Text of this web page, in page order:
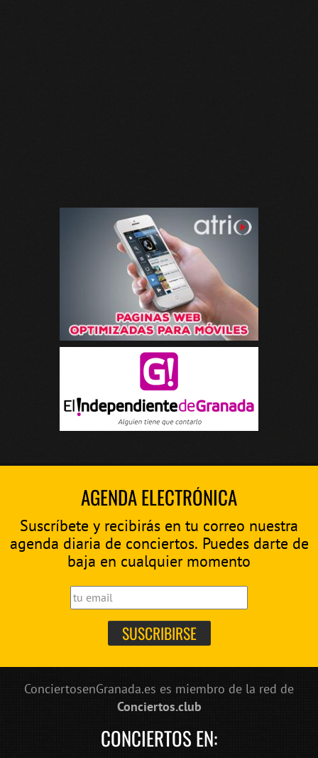
AGENDA ELECTRÓNICA
Suscríbete y recibirás en tu correo nuestra
agenda diaria de conciertos. Puedes darte de
baja en cualquier momento
ConciertosenGranada.es es miembro de la red de
Conciertos.club
CONCIERTOS EN: